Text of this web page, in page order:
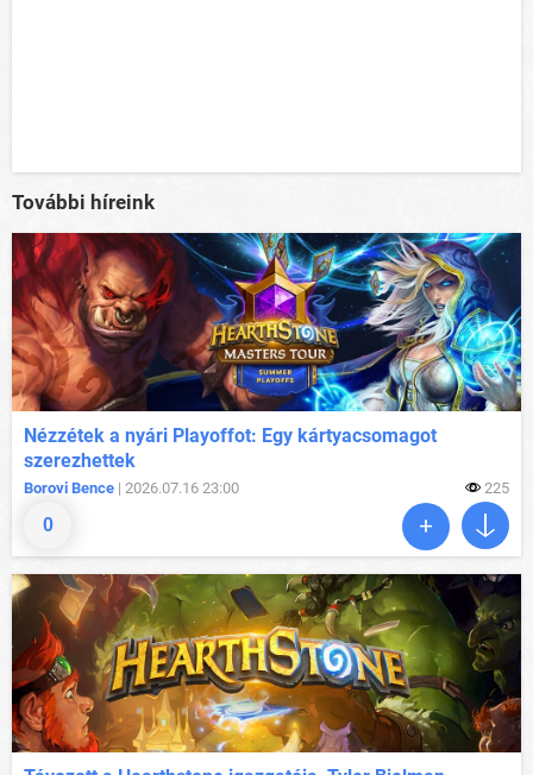
További híreink
0
Nézzétek a nyári Playoffot: Egy kártyacsomagot
szerezhettek
Borovi Bence | 2026.07.16 23:00 225